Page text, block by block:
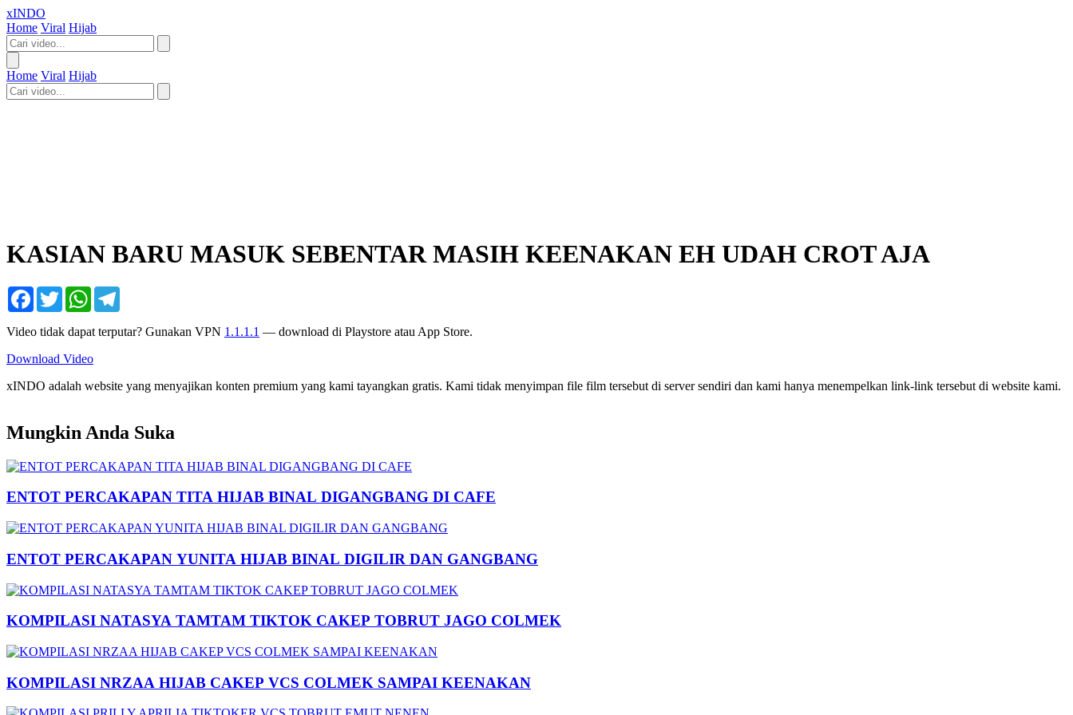
xINDO
Home Viral Hijab
Home Viral Hijab
KASIAN BARU MASUK SEBENTAR MASIH KEENAKAN EH UDAH CROT AJA
Facebook
TwitterWhatsApp
Video tidak dapat terputar? Gunakan VPN 1.1.1.1 — download di Playstore atau App Store.
Download Video
xINDO adalah website yang menyajikan konten premium yang kami tayangkan gratis. Kami tidak menyimpan file film tersebut di server sendiri dan kami hanya menempelkan link-link tersebut di website kami.
Mungkin Anda Suka
ENTOT PERCAKAPAN TITA HIJAB BINAL DIGANGBANG DI CAFE
ENTOT PERCAKAPAN YUNITA HIJAB BINAL DIGILIR DAN GANGBANG
KOMPILASI NATASYA TAMTAM TIKTOK CAKEP TOBRUT JAGO COLMEK
KOMPILASI NRZAA HIJAB CAKEP VCS COLMEK SAMPAI KEENAKAN